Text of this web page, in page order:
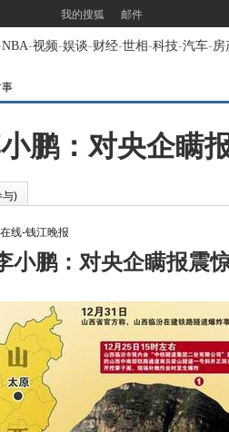
我的搜狐 邮件
NBA-视频-娱谈-财经-世相-科技-汽车-房
事
鹏：对央企瞒
与)
线-钱江晚报
小鹏：对央企瞒报震